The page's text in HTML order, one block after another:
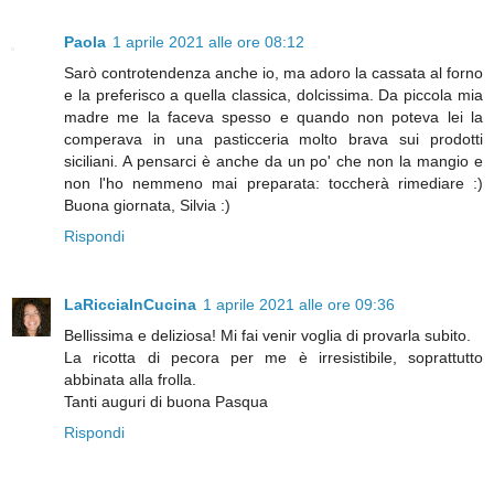
Paola 1 aprile 2021 alle ore 08:12
Sarò controtendenza anche io, ma adoro la cassata al forno
e la preferisco a quella classica, dolcissima. Da piccola mia
madre me la faceva spesso e quando non poteva lei la
comperava in una pasticceria molto brava sui prodotti
siciliani. A pensarci è anche da un po' che non la mangio e
non l'ho nemmeno mai preparata: toccherà rimediare :)
Buona giornata, Silvia :)
Rispondi
LaRicciaInCucina 1 aprile 2021 alle ore 09:36
Bellissima e deliziosa! Mi fai venir voglia di provarla subito.
La ricotta di pecora per me è irresistibile, soprattutto
abbinata alla frolla.
Tanti auguri di buona Pasqua
Rispondi